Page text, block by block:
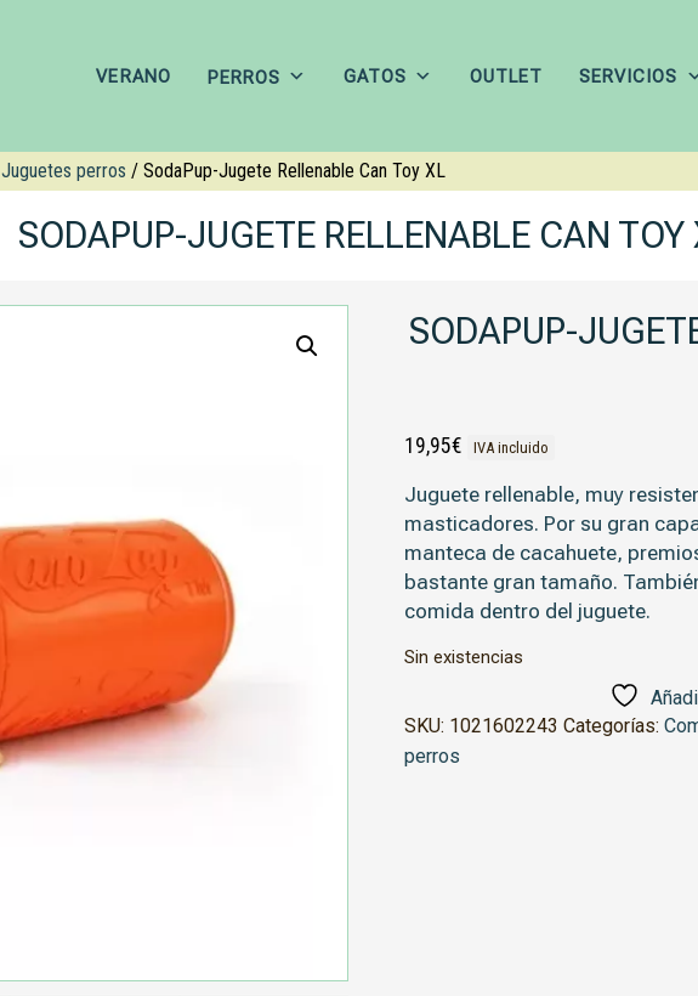
VERANO PERROS GATOS OUTLET SERVICIOS
Juguetes perros / SodaPup-Jugete Rellenable Can Toy XL
SODAPUP-JUGETE RELLENABLE CAN TOY
SODAPUP-
19,95€ IVA incluido
Juguete rellenable, muy
masticadores. Por su gran
manteca de cacahuete,
bastante gran tamaño.
comida dentro del juguete.
Sin existencias
SKU: 1021602243 Categorías:
perros